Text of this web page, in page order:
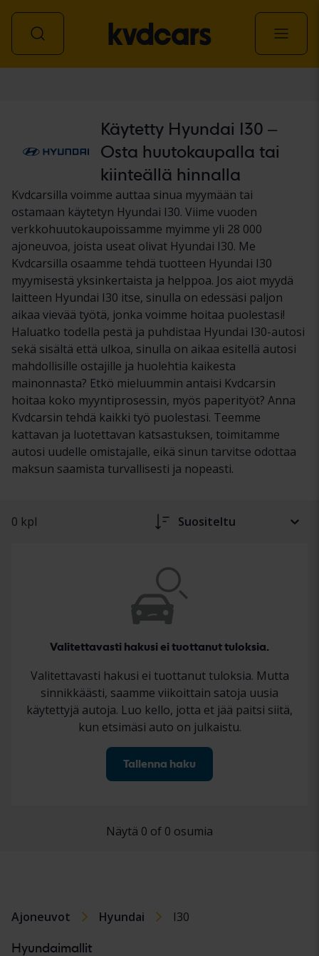
Käytetty Hyundai I30 –
Osta huutokaupalla tai
kiinteällä hinnalla
Kvdcarsilla voimme auttaa sinua myymään tai
ostamaan käytetyn Hyundai I30. Viime vuoden
verkkohuutokaupoissamme myimme yli 28 000
ajoneuvoa, joista useat olivat Hyundai I30. Me
Kvdcarsilla osaamme tehdä tuotteen Hyundai I30
myymisestä yksinkertaista ja helppoa. Jos aiot myydä
laitteen Hyundai I30 itse, sinulla on edessäsi paljon
aikaa vievää työtä, jonka voimme hoitaa puolestasi!
Haluatko todella pestä ja puhdistaa Hyundai I30-autosi
sekä sisältä että ulkoa, sinulla on aikaa esitellä autosi
mahdollisille ostajille ja huolehtia kaikesta
mainonnasta? Etkö mieluummin antaisi Kvdcarsin
hoitaa koko myyntiprosessin, myös paperityöt? Anna
Kvdcarsin tehdä kaikki työ puolestasi. Teemme
kattavan ja luotettavan katsastuksen, toimitamme
autosi uudelle omistajalle, eikä sinun tarvitse odottaa
maksun saamista turvallisesti ja nopeasti.
0 kpl Suositeltu
Valitettavasti hakusi ei tuottanut tuloksia.
Valitettavasti hakusi ei tuottanut tuloksia. Mutta
sinnikkäästi, saamme viikoittain satoja uusia
käytettyjä autoja. Luo kello, jotta et jää paitsi siitä,
kun etsimäsi auto on julkaistu.
Tallenna haku
Näytä 0 of 0 osumia
Ajoneuvot Hyundai I30
Hyundaimallit